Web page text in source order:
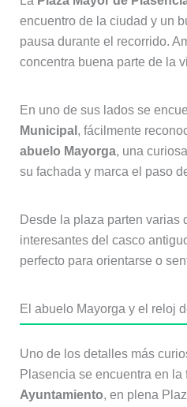
encuentro de la ciudad y un
pausa durante el recorrido.
concentra buena parte de la
En uno de sus lados se
Municipal , fácilmente
abuelo Mayorga, una
su fachada y marca el paso
Desde la plaza parten varias
interesantes del casco
perfecto para orientarse o
El abuelo Mayorga y el reloj
Uno de los detalles más
Plasencia se encuentra en la
Ayuntamiento, en plena